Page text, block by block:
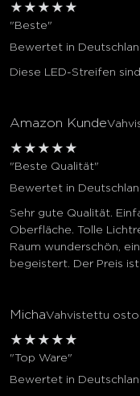
★ ★ ★ ★ ★
"Beste"
Bewertet in
Diese LED-Streifen
Amazon Kunde
★ ★ ★ ★ ★
"Beste Qualität"
Bewertet in
Sehr gute Qualität.
Oberfläche. Tolle
Raum wunderschön,
begeistert. Der Preis
MichaVahvistettu osto
★ ★ ★ ★ ★
"Top Ware"
Bewertet in